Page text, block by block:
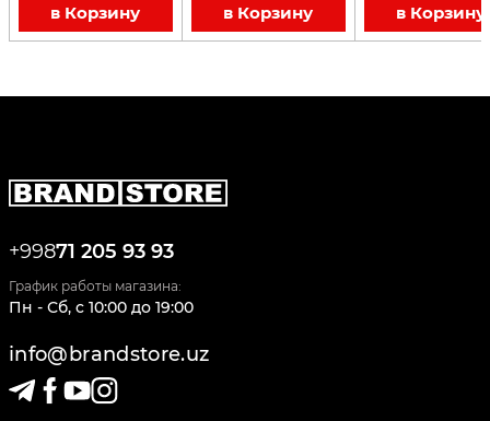
в Корзину в Корзину в Корзину
+99871 205 93 93
График работы магазина:
Пн - Сб, c 10:00 до 19:00
info@brandstore.uz